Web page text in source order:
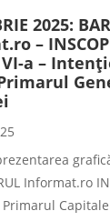
2025:
–
a –
Informat.ro
Capitalei